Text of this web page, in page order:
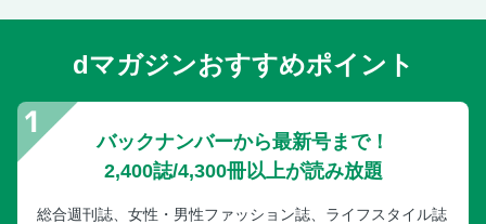
dマガジンおすすめポイント
バックナンバーから最新号まで！
2,400誌/4,300冊以上が読み放題
総合週刊誌、女性・男性ファッション誌、ライフスタイル誌